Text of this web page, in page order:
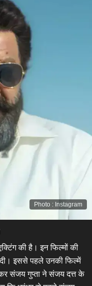
Photo : Instagram
की है। इन फिल्मों की
इससे पहले उनकी फिल्में
संजय गुप्ता ने संजय दत्त के